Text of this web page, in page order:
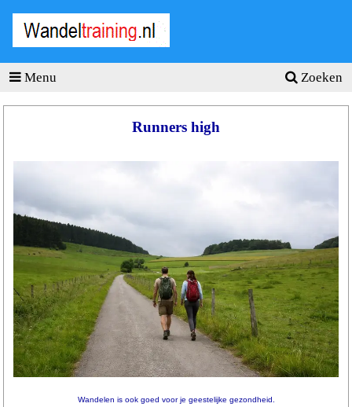
Menu Zoeken
Homepage
Wandelblessures
Hartslagmeter
Wandeltochten
Sportvoeding
Ideale
gewicht
Wandelen
Runners high
Wandelen is ook goed voor je geestelijke gezondheid.